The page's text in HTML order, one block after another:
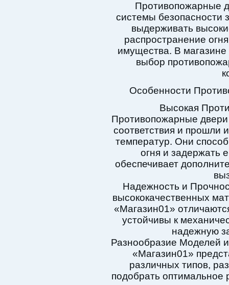
Противопожарные
системы безопасности
выдерживать
распространение
имущества. В
выбор
Особенности
Высокая
Противопожарные
соответствия и прошли
температур. Они
огня и задержать
обеспечивает
Надежность и
высококачественных
«Магазин01»
устойчивы к
надежную
Разнообразие Моделей
«Магазин01»
различных типов,
подобрать